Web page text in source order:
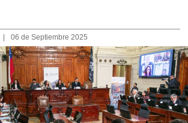
06 de Septiembre 2025